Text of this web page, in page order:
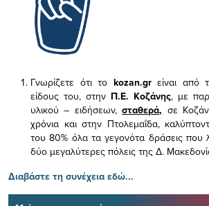
Γνωρίζετε ότι το kozan.gr είναι από
είδους του, στην Π.Ε. Κοζάνης, με
υλικού – ειδήσεων,σταθερά, σε
χρόνια και στην Πτολεμαΐδα,
του 80% όλα τα γεγονότα δράσεις που
δύο μεγαλύτερες πόλεις της Δ.
Διαβάστε τη συνέχεια εδώ...